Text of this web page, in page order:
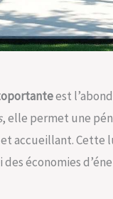
est
, elle permet une
accueillant.
économies